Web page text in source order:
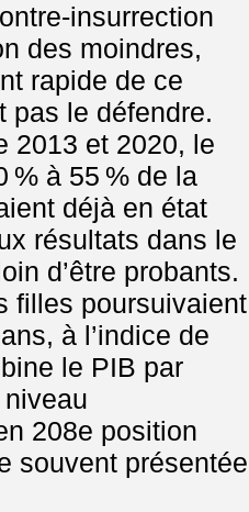
insurrection
des moindres,
rapide de ce
pas le défendre.
2013 et 2020, le
% à 55 % de la
déjà en état
résultats dans le
d’être probants.
filles poursuivaient
à l’indice de
le PIB par
208e position
souvent présentée